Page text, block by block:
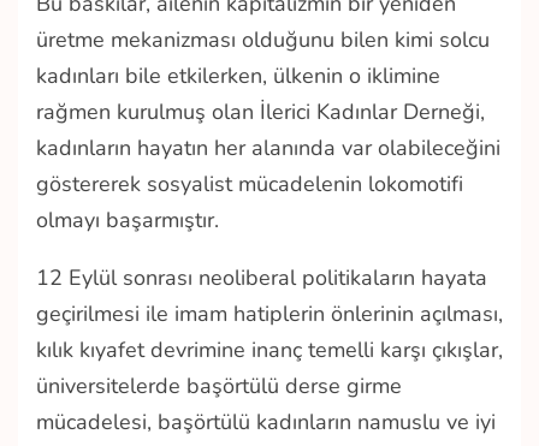
üretme mekanizması olduğunu bilen kimi solcu
kadınları bile etkilerken, ülkenin o iklimine
rağmen kurulmuş olan İlerici Kadınlar Derneği,
kadınların hayatın her alanında var olabileceğini
göstererek sosyalist mücadelenin lokomotifi
olmayı başarmıştır.
12 Eylül sonrası neoliberal politikaların hayata
geçirilmesi ile imam hatiplerin önlerinin açılması,
kılık kıyafet devrimine inanç temelli karşı çıkışlar,
üniversitelerde başörtülü derse girme
mücadelesi, başörtülü kadınların namuslu ve iyi